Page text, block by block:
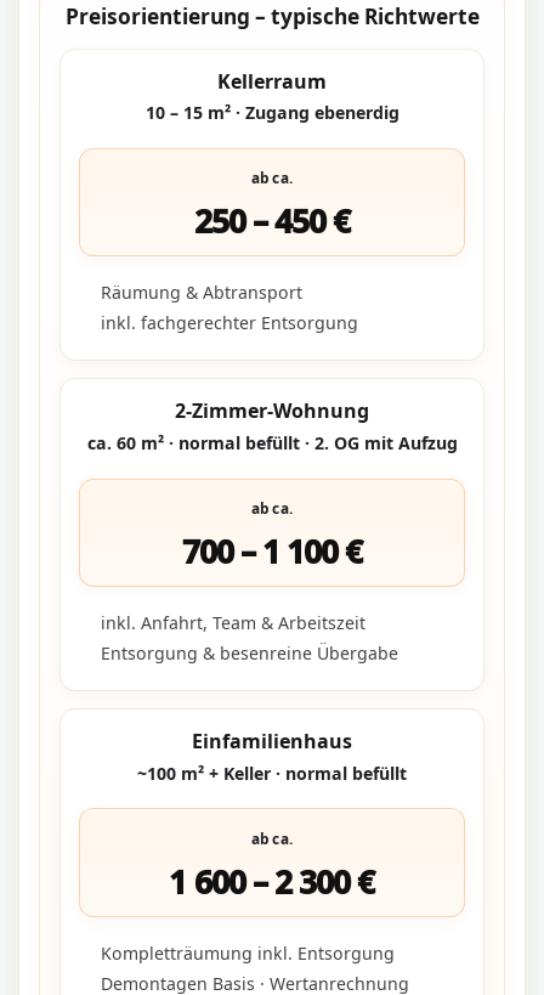
Preisorientierung – typische Richtwerte
Kellerraum
10 – 15 m² · Zugang ebenerdig
ab ca.
250 – 450 €
Räumung & Abtransport
inkl. fachgerechter Entsorgung
2-Zimmer-Wohnung
ca. 60 m² · normal befüllt · 2. OG mit Aufzug
ab ca.
700 – 1 100 €
inkl. Anfahrt, Team & Arbeitszeit
Entsorgung & besenreine Übergabe
Einfamilienhaus
~100 m² + Keller · normal befüllt
ab ca.
1 600 – 2 300 €
Kompletträumung inkl. Entsorgung
Demontagen Basis · Wertanrechnung